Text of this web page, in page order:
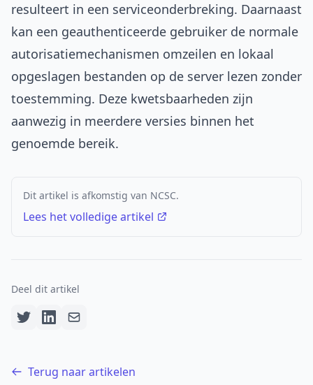
resulteert in een serviceonderbreking. Daarnaast
kan een geauthenticeerde gebruiker de normale
autorisatiemechanismen omzeilen en lokaal
opgeslagen bestanden op de server lezen zonder
toestemming. Deze kwetsbaarheden zijn
aanwezig in meerdere versies binnen het
genoemde bereik.
Dit artikel is afkomstig van NCSC.
Lees het volledige artikel
Deel dit artikel
Terug naar artikelen